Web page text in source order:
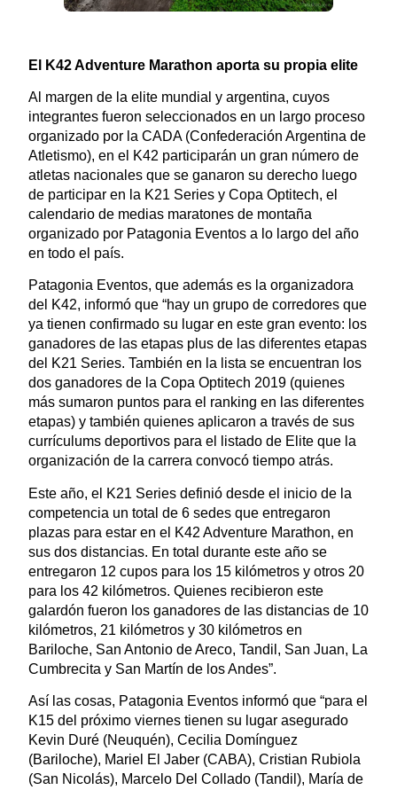
El K42 Adventure Marathon aporta su propia elite
Al margen de la elite mundial y argentina, cuyos
integrantes fueron seleccionados en un largo proceso
organizado por la CADA (Confederación Argentina de
Atletismo), en el K42 participarán un gran número de
atletas nacionales que se ganaron su derecho luego
de participar en la K21 Series y Copa Optitech, el
calendario de medias maratones de montaña
organizado por Patagonia Eventos a lo largo del año
en todo el país.
Patagonia Eventos, que además es la organizadora
del K42, informó que “hay un grupo de corredores que
ya tienen confirmado su lugar en este gran evento: los
ganadores de las etapas plus de las diferentes etapas
del K21 Series. También en la lista se encuentran los
dos ganadores de la Copa Optitech 2019 (quienes
más sumaron puntos para el ranking en las diferentes
etapas) y también quienes aplicaron a través de sus
currículums deportivos para el listado de Elite que la
organización de la carrera convocó tiempo atrás.
Este año, el K21 Series definió desde el inicio de la
competencia un total de 6 sedes que entregaron
plazas para estar en el K42 Adventure Marathon, en
sus dos distancias. En total durante este año se
entregaron 12 cupos para los 15 kilómetros y otros 20
para los 42 kilómetros. Quienes recibieron este
galardón fueron los ganadores de las distancias de 10
kilómetros, 21 kilómetros y 30 kilómetros en
Bariloche, San Antonio de Areco, Tandil, San Juan, La
Cumbrecita y San Martín de los Andes”.
Así las cosas, Patagonia Eventos informó que “para el
K15 del próximo viernes tienen su lugar asegurado
Kevin Duré (Neuquén), Cecilia Domínguez
(Bariloche), Mariel El Jaber (CABA), Cristian Rubiola
(San Nicolás), Marcelo Del Collado (Tandil), María de